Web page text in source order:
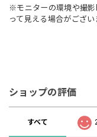
※モニターの環境や撮
って見える場合がござい
ショップの評価
すべて